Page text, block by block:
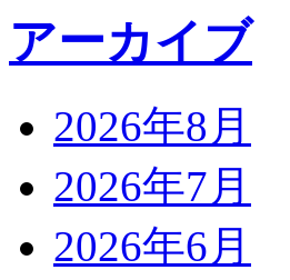
アーカイブ
2026年8月
2026年7月
2026年6月